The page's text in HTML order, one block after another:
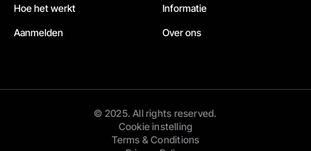
Hoe het werkt
Aanmelden
Informatie
Over ons
© 2025. All rights reserved.
Cookie instelling
Terms & Conditions